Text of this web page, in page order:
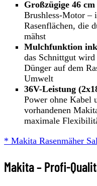
Großzügige 46
Brushless-Motor –
Rasenflächen, die
mähst
Mulchfunktion
das Schnittgut
Dünger auf dem
Umwelt
36V-Leistung
Power ohne Kabel
vorhandenen
maximale
* Makita Rasenmäher
Makita – Profi-